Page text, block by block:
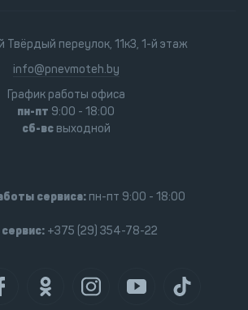
Твёрдый переулок, 11к3, 1-й этаж
info@pnevmoteh.by
График работы офиса
пн-пт 9:00 - 18:00
сб-всвыходной
сервиса:пн-пт 9:00 - 18:00
+375 (29) 354-78-22